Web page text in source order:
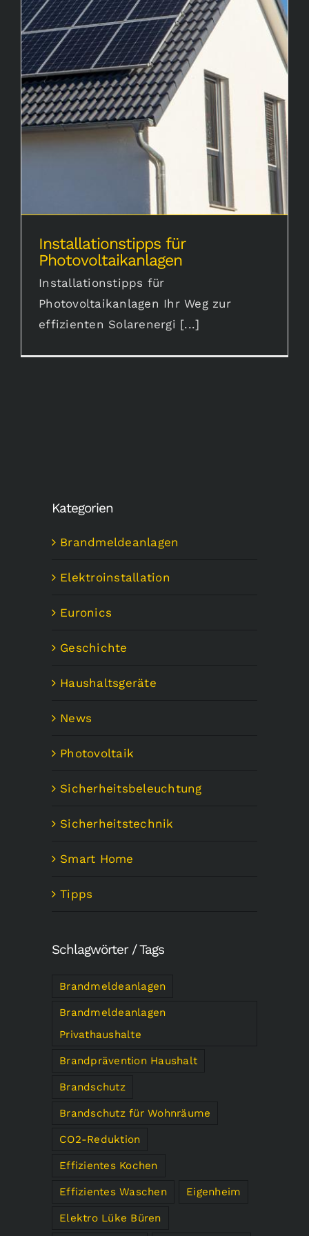
Karriere
Aktuelles
Installationstipps für Photovoltaikanlagen
Installationstipps für
Photovoltaikanlagen
Installationstipps für
Photovoltaikanlagen Ihr Weg zur
effizienten Solarenergi [...]
Kategorien
Brandmeldeanlagen
Elektroinstallation
Euronics
Geschichte
Haushaltsgeräte
News
Photovoltaik
Sicherheitsbeleuchtung
Sicherheitstechnik
Smart Home
Tipps
Schlagwörter / Tags
Brandmeldeanlagen
Brandmeldeanlagen
Privathaushalte
Brandprävention Haushalt
Brandschutz
Brandschutz für Wohnräume
CO2-Reduktion
Effizientes Kochen
Effizientes Waschen Eigenheim
Elektro Lüke Büren